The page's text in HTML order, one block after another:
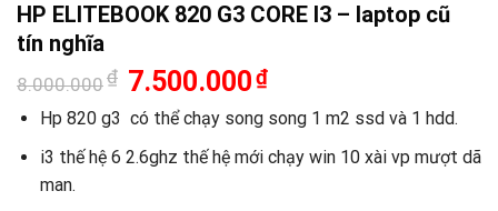
HP ELITEBOOK 820 G3 CORE I3 – laptop cũ
tín nghĩa
8.000.000₫ Giá
gốc
là:
8.000.000₫.
7.500.000₫Giá
tại
là:
7.500.000₫.
Hp 820 g3 có thể chạy song song 1 m2 ssd và 1 hdd.
i3 thế hệ 6 2.6ghz thế hệ mới chạy win 10 xài vp mượt dã
man.